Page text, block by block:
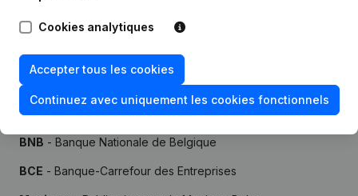
Essai gratuit de 7 jours, aucune carte de crédit requise.
Sources
BNB - Banque Nationale de Belgique
BCE - Banque-Carrefour des Entreprises
Cookies analytiques
Accepter tous les cookies
Continuez avec uniquement les cookies fonctionnels